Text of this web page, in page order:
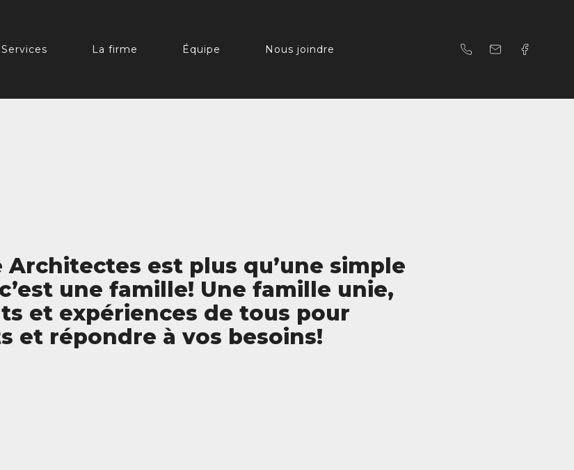
Services La firme Équipe Nous joindre
est plus qu’une simple
une famille! Une famille unie,
et expériences de tous pour
et répondre à vos besoins!